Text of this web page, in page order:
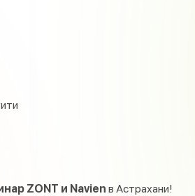
ZONT и Navien в Астрахани!